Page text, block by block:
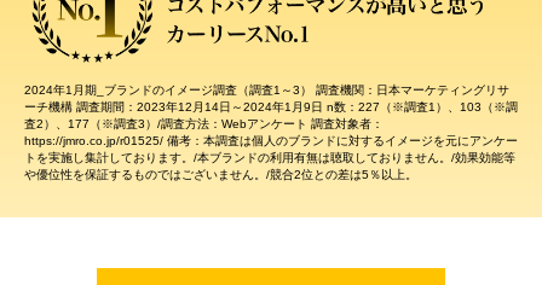
2024年1月期_ブランドのイメージ調査（調査1～3） 調査機関：日本マーケティングリサ
ーチ機構 調査期間：2023年12月14日～2024年1月9日 n数：227（※調査1）、103（※調
査2）、177（※調査3）/調査方法：Webアンケート 調査対象者：
https://jmro.co.jp/r01525/ 備考：本調査は個人のブランドに対するイメージを元にアンケー
トを実施し集計しております。/本ブランドの利用有無は聴取しておりません。/効果効能等
や優位性を保証するものではございません。/競合2位との差は5％以上。